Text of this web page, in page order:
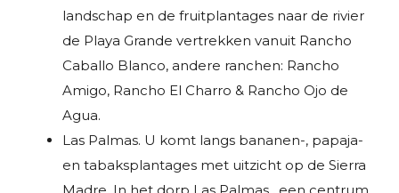
landschap en de fruitplantages naar de rivier
de Playa Grande vertrekken vanuit Rancho
Caballo Blanco, andere ranchen: Rancho
Amigo, Rancho El Charro & Rancho Ojo de
Agua.
Las Palmas. U komt langs bananen-, papaja-
en tabaksplantages met uitzicht op de Sierra